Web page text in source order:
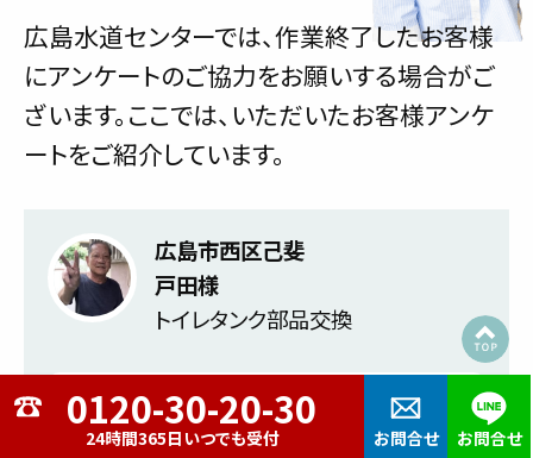
24時間365日いつでも受付 お問合せ お問合せ
広島水道センターでは、作業終了したお客様
にアンケートのご協力をお願いする場合がご
ざいます。ここでは、いただいたお客様アンケ
ートをご紹介しています。
広島市西区己斐
戸田様
トイレタンク部品交換
トラブル内容